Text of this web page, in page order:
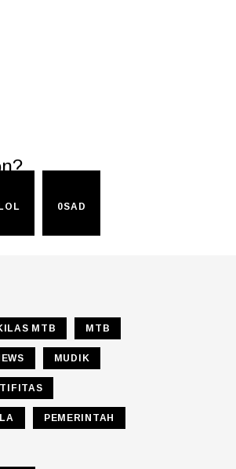
0SAD
MTB MTB
MUDIK
PEMERINTAH